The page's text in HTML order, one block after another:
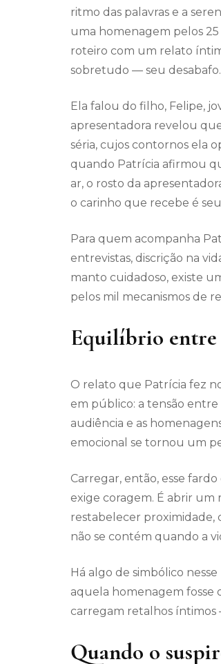
ritmo das palavras e a
uma homenagem pelos
roteiro com um relato
sobretudo — seu desabafo.
Ela falou do filho, Felipe,
apresentadora revelou
séria, cujos contornos ela
quando Patrícia afirmou
ar, o rosto da
o carinho que recebe é seu
Para quem acompanha
entrevistas, discrição na
manto cuidadoso, existe
pelos mil mecanismos de
Equilíbrio entre
O relato que Patrícia fez
em público: a tensão entre
audiência e as
emocional se tornou um
Carregar, então, esse
exige coragem. É abrir um
restabelecer proximidade,
não se contém quando a
Há algo de simbólico
aquela homenagem fosse
carregam retalhos íntimos
Quando o